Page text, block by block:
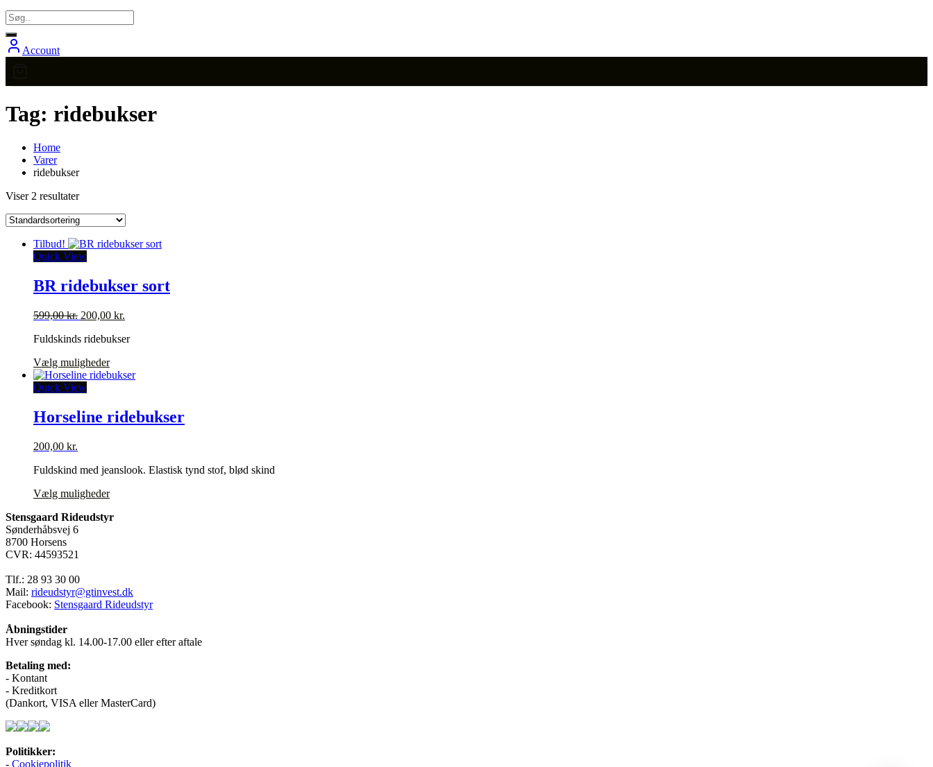
Account
Tag: ridebukser
Home
Varer
ridebukser
Viser 2 resultater
Tilbud!
Quick View
BR ridebukser sort
599,00kr. Den
pris
599,00 kr..
200,00 kr.
pris
Fuldskinds ridebukser
Vælg mulighederDette
vare
varianter.
Mulighederne
varesiden
Quick View
Horseline ridebukser
200,00 kr.
Fuldskind med jeanslook. Elastisk tynd stof, blød skind
Vælg mulighederDette
har
på
varesiden
Stensgaard Rideudstyr
Sønderhåbsvej 6
8700 Horsens
CVR: 44593521
Tlf.: 28 93 30 00
Mail: rideudstyr@gtinvest.dk
Facebook: Stensgaard Rideudstyr
Åbningstider
Hver søndag kl. 14.00-17.00 eller efter aftale
Betaling med:
- Kontant
- Kreditkort
(Dankort, VISA eller MasterCard)
Politikker:
- Cookiepolitik